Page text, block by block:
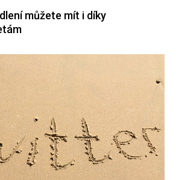
můžete mít i díky